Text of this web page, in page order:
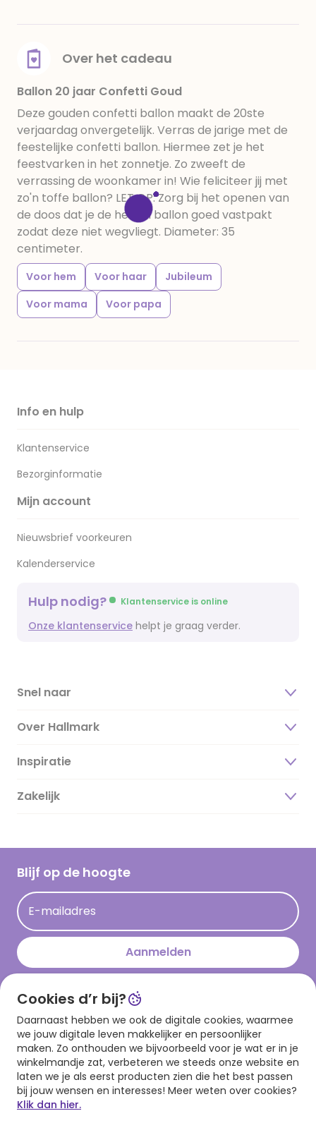
Over het cadeau
Ballon 20 jaar Confetti Goud
Deze gouden confetti ballon maakt de 20ste
verjaardag onvergetelijk. Verras de jarige met de
feestelijke confetti ballon. Hiermee zet je het
feestvarken in het zonnetje. Zo zweeft de
verrassing de woonkamer in! Wie feliciteer jij met
zo'n toffe ballon? LET OP: Zorg bij het openen van
de doos dat je de helium ballon goed vastpakt
zodat deze niet wegvliegt. Diameter: 35
centimeter.
Voor hem Voor haar
Jubileum
Voor mama
Voor papa
Info en hulp
Klantenservice
Bezorginformatie
Mijn account
Nieuwsbrief voorkeuren
Kalenderservice
Hulp nodig? Klantenservice is online
Onze klantenservice helpt je graag verder.
Snel naar
Over Hallmark
Over ons
Duurzaamheid
Hallmark Kaartclub
Acties
Persberichten
Hallmark en Kinderpostzegels
Inspiratie
Magazine
Cadeau inspiratie
Kaartinspiratie
Zakelijk
Blijf op de hoogte
E-mailadres
Aanmelden
Download onze app
Cookies d’r bij?
Daarnaast hebben we ook de digitale cookies, waarmee
we jouw digitale leven makkelijker en persoonlijker
maken. Zo onthouden we bijvoorbeeld voor je wat er in je
winkelmandje zat, verbeteren we steeds onze website en
laten we je als eerst producten zien die het best passen
bij jouw wensen en interesses! Meer weten over cookies?
Klik dan hier.